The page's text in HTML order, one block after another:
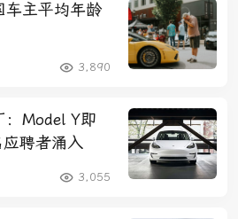
车主平均年龄
3,890
：Model Y即
聘者涌入
3,055